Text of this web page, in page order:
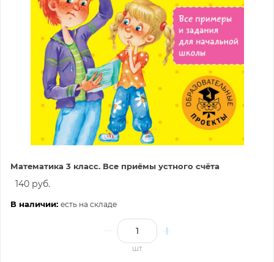
Математика 3 класс. Все приёмы устного счёта
140 руб.
В наличии: есть на складе
шт